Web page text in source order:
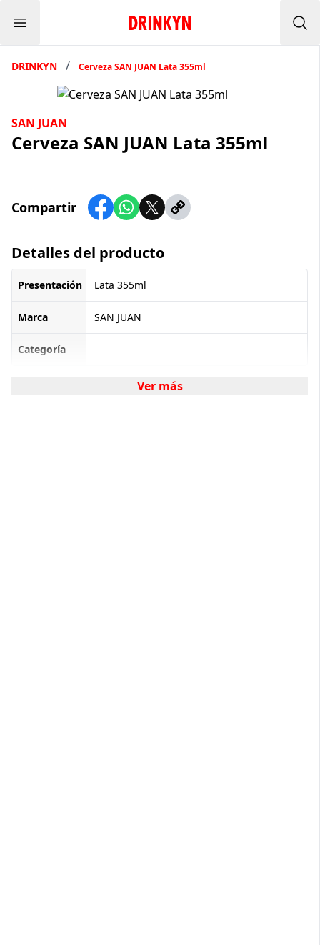
Menu Inicio Drinkyn
DRINKYN / Cerveza SAN JUAN Lata 355ml
SAN JUAN
Cerveza SAN JUAN Lata 355ml
Compartir
Detalles del producto
Presentación Lata 355ml
Marca SAN JUAN
Categoría
Ver más